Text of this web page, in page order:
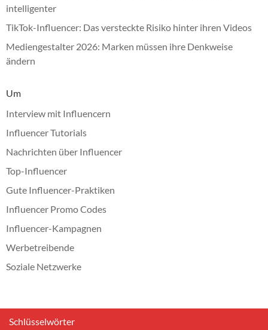
intelligenter
TikTok-Influencer: Das versteckte Risiko hinter ihren Videos
Mediengestalter 2026: Marken müssen ihre Denkweise
ändern
Um
Interview mit Influencern
Influencer Tutorials
Nachrichten über Influencer
Top-Influencer
Gute Influencer-Praktiken
Influencer Promo Codes
Influencer-Kampagnen
Werbetreibende
Soziale Netzwerke
Schlüsselwörter